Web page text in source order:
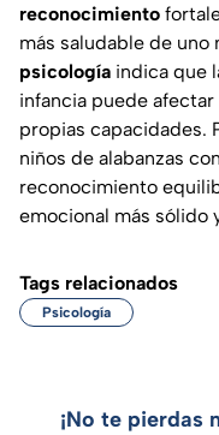
reconocimiento
más saludable de uno
psicología indica que
infancia puede
propias capacidades.
niños de alabanzas
reconocimiento
emocional más sólido
Tags relacionados
Psicología
¡No te pierdas